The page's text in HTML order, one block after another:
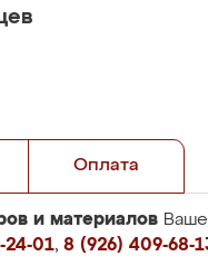
Оплата
и материалов
24-01, 8 (926) 409-68-